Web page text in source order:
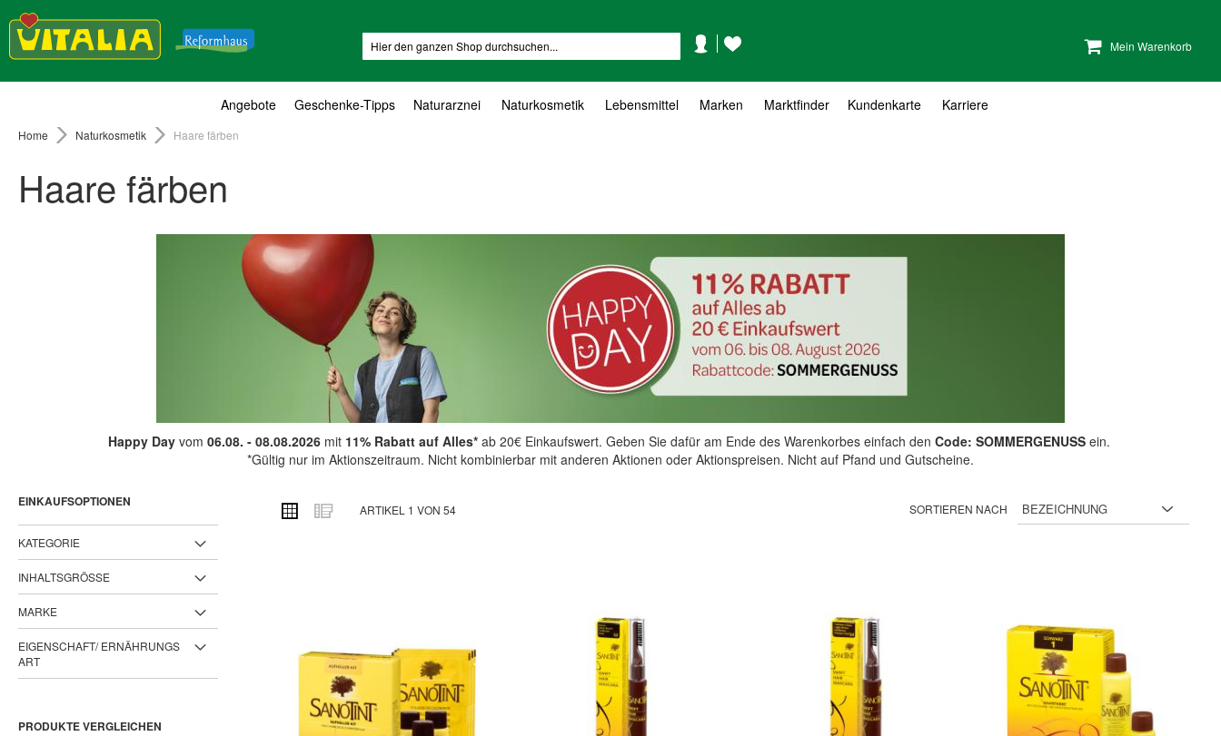
Mein Warenkorb
KontoWunschzettel
Angebote Geschenke-Tipps Naturarznei Naturkosmetik Lebensmittel Marken Marktfinder Kundenkarte Karriere
Home Naturkosmetik Haare färben
Haare färben
Happy Dayvom 06.08. - 08.08.2026mit 11% Rabatt auf Alles*ab 20€ Einkaufswert. Geben Sie dafür am Ende des Warenkorbes einfach den Code: SOMMERGENUSSein.
*Gültig nur im Aktionszeitraum. Nicht kombinierbar mit anderen Aktionen oder Aktionspreisen. Nicht auf Pfand und Gutscheine.
ANSICHT
ALS
Raster ListeARTIKEL 1 VON 54 SORTIEREN NACH
EINKAUFSOPTIONEN
KATEGORIE
INHALTSGRÖSSE
MARKE
EIGENSCHAFT/ ERNÄHRUNGS
ART
PRODUKTE VERGLEICHEN